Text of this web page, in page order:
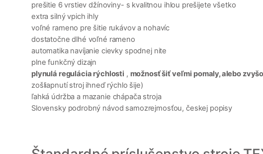
prešitie 6 vrstiev džínoviny- s kvalitnou ihlou prešijete všetko
extra silný vpich ihly
voľné rameno pre šitie rukávov a nohavíc
dostatočne dlhé voľné rameno
automatika navíjanie cievky spodnej nite
plne funkčný dizajn
plynulá regulácia rýchlosti , možnosť šiť veľmi pomaly, alebo
zošliapnutí stroj ihneď rýchlo šije)
ľahká údržba a mazanie chápača stroja
Slovensky podrobný návod samozrejmosťou, českej popisy